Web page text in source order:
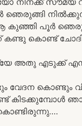
ഞെരുങ്ങി
പൂർ
കൊണ്ട്
അതു എടുക്ക്
വേദന കൊണ്ടും
കിടക്കുമ്പോൾ